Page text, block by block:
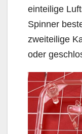
einteilige
Spinner
zweiteilige
oder